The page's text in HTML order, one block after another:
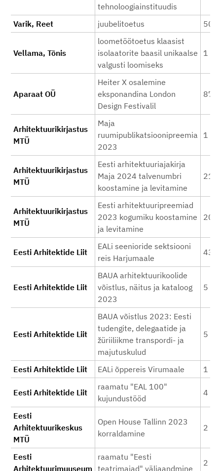
tehnoloogiainstituudis
Varik, Reet juubelitoetus 500
Vellama, Tõnis
loometöötoetus klaasist
isolaatorite baasil unikaalse
valgusti loomiseks
1
Aparaat OÜ
Heiter X osalemine
eksponandina London
Design Festivalil
872
Arhitektuurikirjastus
MTÜ
Maja
ruumipublikatsioonipreemia
2023
1
Arhitektuurikirjastus
MTÜ
Eesti arhitektuuriajakirja
Maja 2024 talvenumbri
koostamine ja levitamine
21
Arhitektuurikirjastus
MTÜ
Eesti arhitektuuripreemiad
2023 kogumiku koostamine
ja levitamine
20
Eesti Arhitektide Liit
EALi seenioride sektsiooni
reis Harjumaale
438
Eesti Arhitektide Liit
BAUA arhitektuurikoolide
võistlus, näitus ja kataloog
2023
5
Eesti Arhitektide Liit
BAUA võistlus 2023: Eesti
tudengite, delegaatide ja
žüriiliikme transpordi- ja
majutuskulud
5
Eesti Arhitektide Liit EALi õppereis Virumaale 1
Eesti Arhitektide Liit
raamatu "EAL 100"
kujundustööd
4
Eesti
Arhitektuurikeskus
MTÜ
Open House Tallinn 2023
korraldamine
2
Eesti
Arhitektuurimuuseum
raamatu "Eesti
teatrimajad" väljaandmine
2